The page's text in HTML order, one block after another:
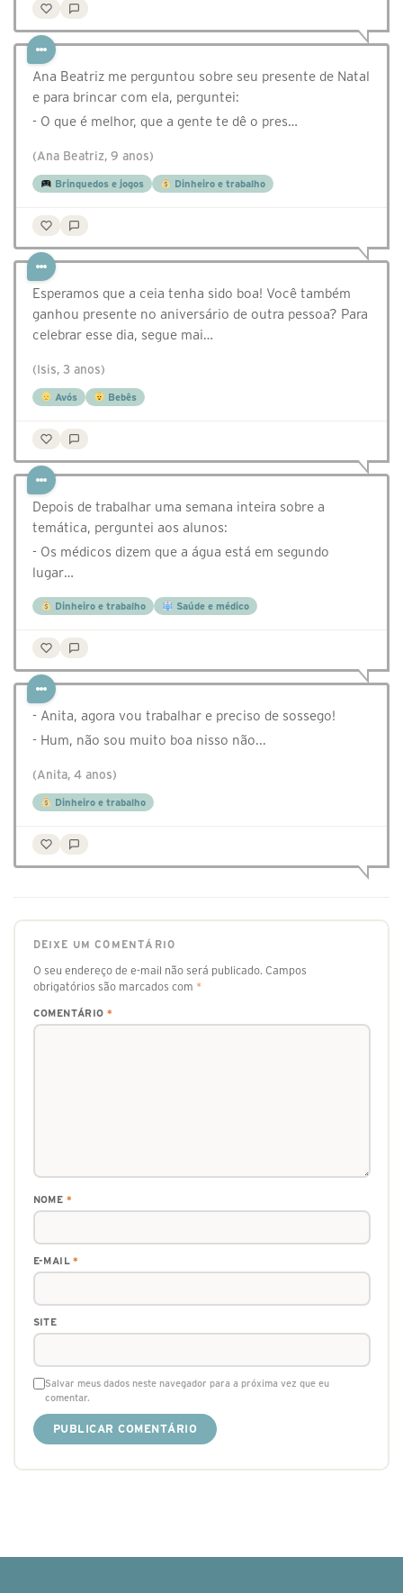
Ana Beatriz me perguntou sobre seu presente de Natal
e para brincar com ela, perguntei:
- O que é melhor, que a gente te dê o pres…
(Ana Beatriz, 9 anos)
Brinquedos e jogos Dinheiro e trabalho
Esperamos que a ceia tenha sido boa! Você também
ganhou presente no aniversário de outra pessoa? Para
celebrar esse dia, segue mai…
(Isis, 3 anos)
Avós Bebês
Depois de trabalhar uma semana inteira sobre a
temática, perguntei aos alunos:
- Os médicos dizem que a água está em segundo
lugar…
Dinheiro e trabalho Saúde e médico
- Anita, agora vou trabalhar e preciso de sossego!
- Hum, não sou muito boa nisso não...
(Anita, 4 anos)
Dinheiro e trabalho
DEIXE UM COMENTÁRIO
O seu endereço de e-mail não será publicado. Campos
obrigatórios são marcados com *
COMENTÁRIO *
NOME *
E-MAIL*
SITE
Salvar meus dados neste navegador para a próxima vez que eu
comentar.